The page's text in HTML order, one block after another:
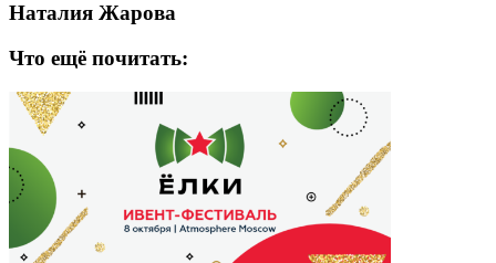
Наталия Жарова
Что ещё почитать: